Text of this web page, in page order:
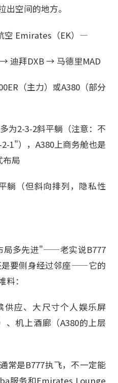
空间的地方。
空 Emirates（EK）—
迪拜DXB → 马德里MAD
（主力）或A380（部分
为2-3-2斜平躺（注意：不
1"），A380上商务舱也是
布局
躺（但斜向排列，隐私性
局多先进"——老实说B777
是要侧身经过邻座——它的
：
供应、大尺寸个人娱乐屏
、机上酒廊（A380的上层
常是B777执飞，不一定能
服务和Emirates Lounge